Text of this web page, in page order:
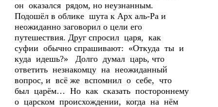
он оказался рядом, но неузнанным.
Подошёл в облике шута к Арх аль-Ра и
неожиданно заговорил о цели его
путешествия. Друг спросил царя, как
суфии обычно спрашивают: «Откуда ты и
куда идешь?» Долго думал царь, что
ответить незнакомцу на неожиданный
вопрос, и всё же вспомнил о себе, что
был царём… Но как сказать постороннему
о царском происхождении, когда на нём